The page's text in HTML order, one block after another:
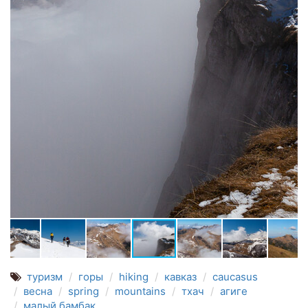
туризм горы hiking кавказ
caucasus
весна
spring mountains тхач
агиге